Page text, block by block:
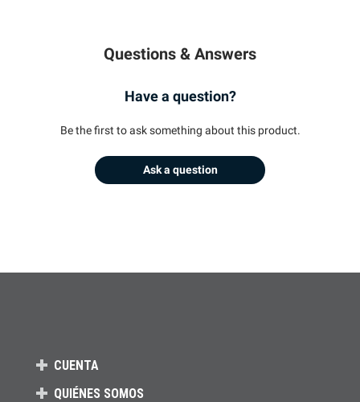
Questions & Answers
Have a question?
Be the first to ask something about this product.
Ask a question
CUENTA
QUIÉNES SOMOS